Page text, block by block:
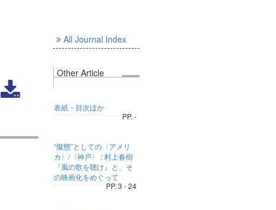
All Journal Index
Other Article
表紙・目次ほか
PP. -
“擬態”としての〈アメリ
カ〉/〈神戸〉 : 村上春樹
『風の歌を聴け』と、そ
の映画化をめぐって
PP. 3 - 24